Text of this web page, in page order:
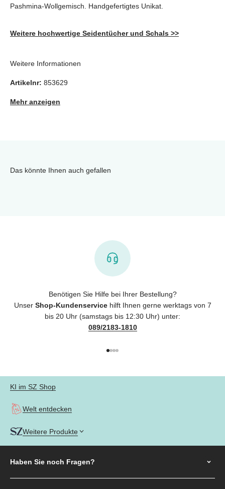
Pashmina-Wollgemisch. Handgefertigtes Unikat.
Weitere hochwertige Seidentücher und Schals >>
Weitere Informationen
Artikelnr: 853629
Mehr anzeigen
Das könnte Ihnen auch gefallen
Benötigen Sie Hilfe bei Ihrer Bestellung?
Unser Shop-Kundenservicehilft Ihnen gerne werktags von 7
bis 20 Uhr (samstags bis 12:30 Uhr) unter:
089/2183-1810
KI im SZ Shop
Welt entdecken
Weitere Produkte
Haben Sie noch Fragen?